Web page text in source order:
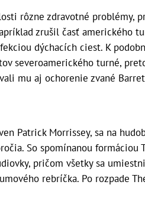
rôzne zdravotné problémy,
zrušil časť amerického
dýchacích ciest. K
severoamerického turné,
mu aj ochorenie zvané
Patrick Morrissey, sa na
So spomínanou formáciou
pričom všetky sa
rebríčka. Po rozpade